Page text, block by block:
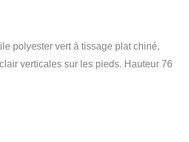
polyester vert à tissage plat chiné,
verticales sur les pieds. Hauteur 76